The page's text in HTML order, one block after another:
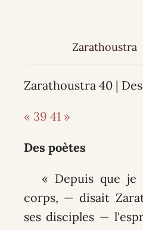
Zarathoustra
Zarathoustra 40 |
« 39 41 »
Des poètes
« Depuis que je
corps, — disait
ses disciples —